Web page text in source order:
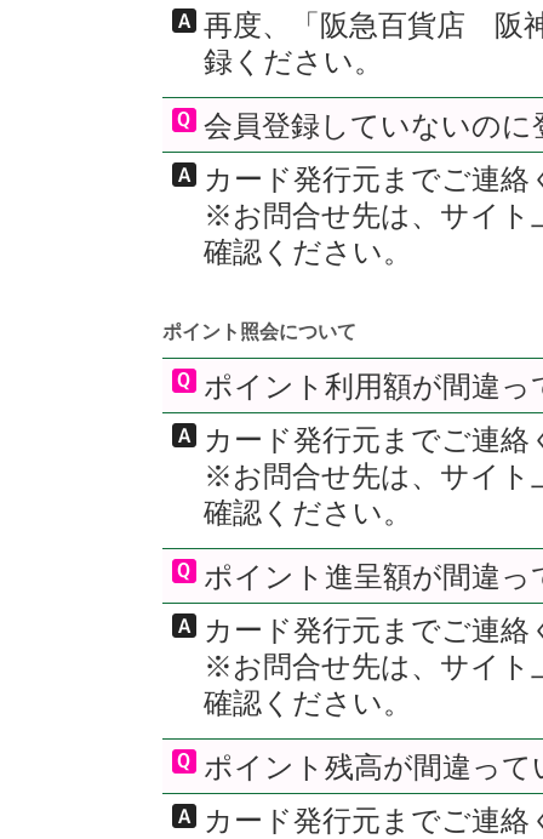
再度、「阪急百貨店 阪
録ください。
会員登録していないの
カード発行元までご連絡
※お問合せ先は、サイト
確認ください。
ポイント照会について
ポイント利用額が間違
カード発行元までご連絡
※お問合せ先は、サイト
確認ください。
ポイント進呈額が間違
カード発行元までご連絡
※お問合せ先は、サイト
確認ください。
ポイント残高が間違っ
カード発行元までご連絡